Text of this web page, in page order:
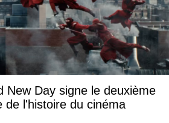
New Day signe le deuxième
de l'histoire du cinéma